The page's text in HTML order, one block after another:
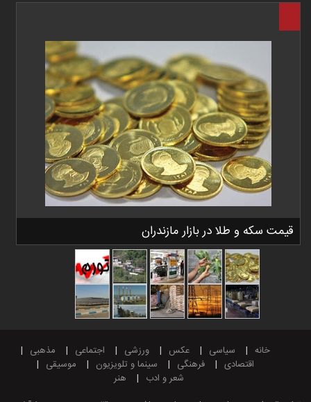
قیمت سکه و طلا در بازار مازندران
خانه سیاسی عکس ورزشی اجتماعی
مذهبی
اقتصادی
فرهنگی سینما و تلویزیون
موسیقی
شعر و ادب
هنر